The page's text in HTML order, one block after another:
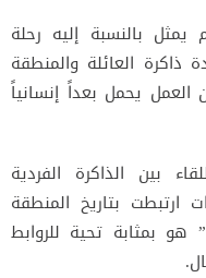
بالنسبة إليه رحلة
ذاكرة العائلة والمنطقة
العمل يحمل بعداً إنسانياً
بين الذاكرة الفردية
ارتبطت بتاريخ المنطقة
هو بمثابة تحية للروابط